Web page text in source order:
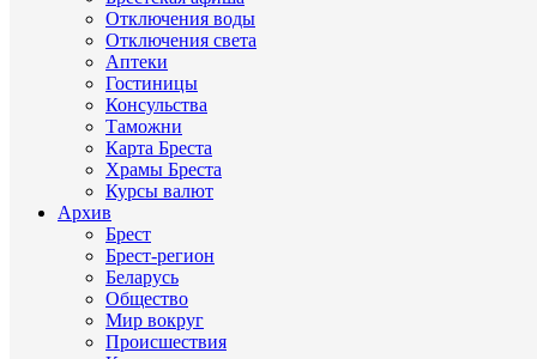
Отключения воды
Отключения света
Аптеки
Гостиницы
Консульства
Таможни
Карта Бреста
Храмы Бреста
Курсы валют
Архив
Брест
Брест-регион
Беларусь
Общество
Мир вокруг
Происшествия